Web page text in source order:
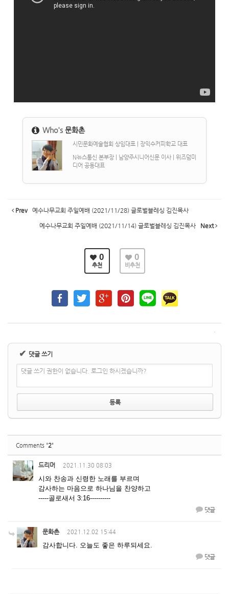
Who's 문화촌
시민문화예술협회 상임대표 | 장익수커피학교 대표
N뉴스통신 본부장 | 남양주시니어신문 이사 | 위즈덤미
디어 공동대표
Prev 예수나무교회 주일예배 (2021/11/28) 글로벌블레싱 김진목사
예수나무교회 주일예배 (2021/11/14) 글로벌블레싱 김진목사 Next
0
추천
0
비추천
✔ 댓글 쓰기
댓글 쓰기 권한이 없습니다. 로그인 하시겠습니까?
Comments '2'
드리머 2021.11.30 08:03
시와 찬송과 신령한 노래를 부르며
감사하는 마음으로 하나님을 찬양하고
-----골로새서 3:16----------
댓글
문화촌 2021.12.02 15:44
감사합니다. 오늘도 좋은 하루되세요.
댓글